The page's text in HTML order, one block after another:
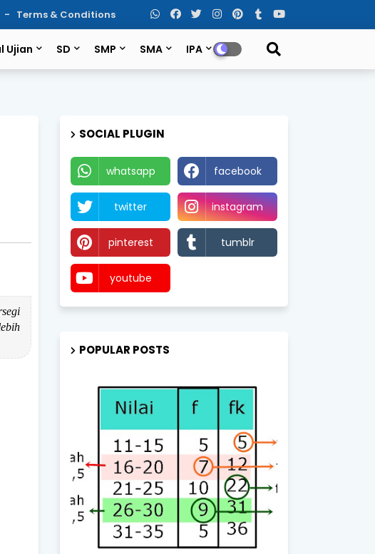
Terms & Conditions
Ujian SD SMP SMA IPA
SOCIAL PLUGIN
whatsapp facebook
twitter instagram
pinterest tumblr
youtube
POPULAR POSTS